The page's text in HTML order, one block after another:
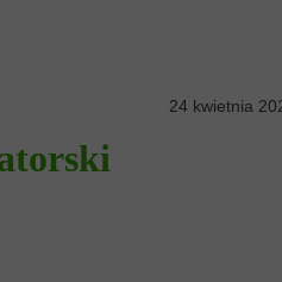
24 kwietnia